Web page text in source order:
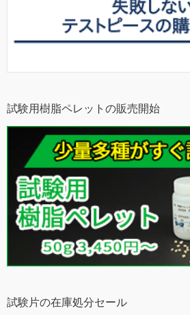
試験用樹脂ペレットの販売開始
試験片の在庫処分セール